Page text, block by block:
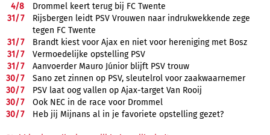
4/8
Drommel keert terug bij FC Twente
31/7
Rijsbergen leidt PSV Vrouwen naar indrukwekkende zege
tegen FC Twente
31/7
Brandt kiest voor Ajax en niet voor hereniging met Bosz
31/7
Vermoedelijke opstelling PSV
31/7
Aanvoerder Mauro Júnior blijft PSV trouw
30/7
Sano zet zinnen op PSV, sleutelrol voor zaakwaarnemer
30/7
PSV laat oog vallen op Ajax-target Van Rooij
30/7
Ook NEC in de race voor Drommel
30/7 Heb jij Mijnans al in je favoriete opstelling gezet?